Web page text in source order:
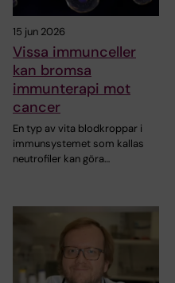
15 jun 2026
Vissa immunceller
kan bromsa
immunterapi mot
cancer
En typ av vita blodkroppar i
immunsystemet som kallas
neutrofiler kan göra…